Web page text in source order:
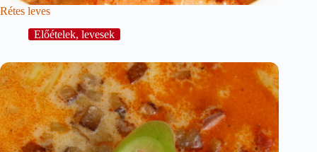
Rétes leves
Előételek, levesek